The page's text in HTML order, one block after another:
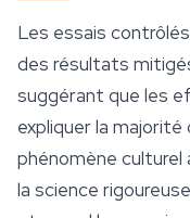
Les essais
des résultats
suggérant que les
expliquer la
phénomène culturel
la science